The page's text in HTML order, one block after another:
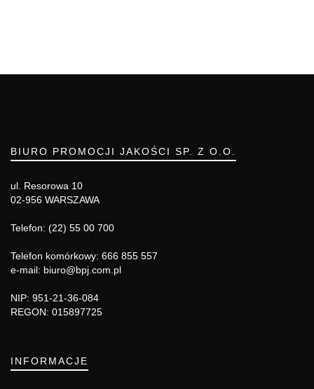
BIURO PROMOCJI JAKOŚCI SP. Z O.O.
ul. Resorowa 10
02-956 WARSZAWA
Telefon: (22) 55 00 700
Telefon komórkowy: 666 855 557
e-mail: biuro@bpj.com.pl
NIP: 951-21-36-084
REGON: 015897725
INFORMACJE